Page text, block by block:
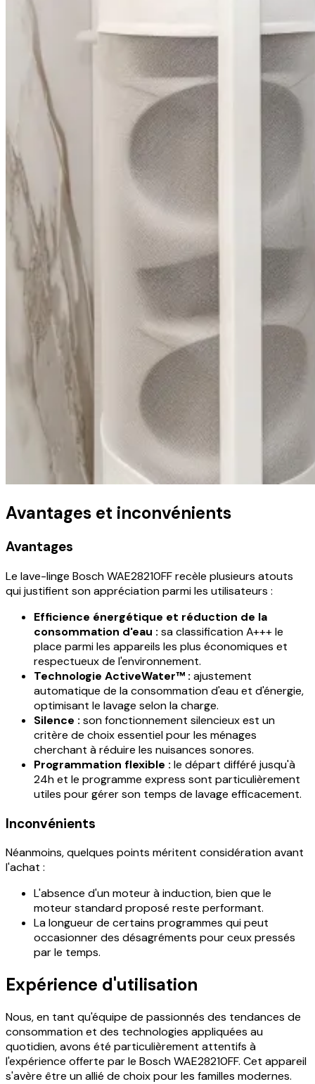
Avantages et inconvénients
Avantages
Le lave-linge Bosch WAE28210FF recèle plusieurs atouts
qui justifient son appréciation parmi les utilisateurs :
Efficience énergétique et réduction de la
consommation d'eau : sa classification A+++ le
place parmi les appareils les plus économiques et
respectueux de l'environnement.
Technologie ActiveWater™ : ajustement
automatique de la consommation d'eau et d'énergie,
optimisant le lavage selon la charge.
Silence : son fonctionnement silencieux est un
critère de choix essentiel pour les ménages
cherchant à réduire les nuisances sonores.
Programmation flexible : le départ différé jusqu'à
24h et le programme express sont particulièrement
utiles pour gérer son temps de lavage efficacement.
Inconvénients
Néanmoins, quelques points méritent considération avant
l'achat :
L'absence d'un moteur à induction, bien que le
moteur standard proposé reste performant.
La longueur de certains programmes qui peut
occasionner des désagréments pour ceux pressés
par le temps.
Expérience d'utilisation
Nous, en tant qu'équipe de passionnés des tendances de
consommation et des technologies appliquées au
quotidien, avons été particulièrement attentifs à
l'expérience offerte par le Bosch WAE28210FF. Cet appareil
s'avère être un allié de choix pour les familles modernes.